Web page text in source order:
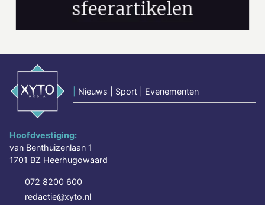
Nieuws | Sport | Evenementen
Hoofdvestiging:
van Benthuizenlaan 1
1701 BZ Heerhugowaard
072 8200 600
redactie@xyto.nl